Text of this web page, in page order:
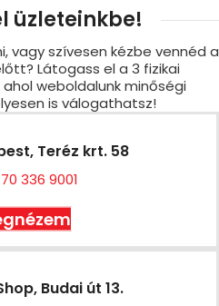
üzleteinkbe!
vagy szívesen kézbe vennéd a
Látogass el a 3 fizikai
weboldalunk minőségi
is válogathatsz!
Teréz krt. 58
336 9001
Budai út 13.